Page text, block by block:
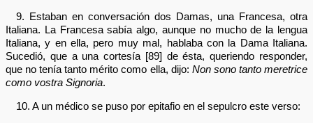
9. Estaban en conversación dos Damas, una Francesa, otra
Italiana. La Francesa sabía algo, aunque no mucho de la lengua
Italiana, y en ella, pero muy mal, hablaba con la Dama Italiana.
Sucedió, que a una cortesía [89] de ésta, queriendo responder,
que no tenía tanto mérito como ella, dijo: Non sono tanto meretrice
como vostra Signoria.
10. A un médico se puso por epitafio en el sepulcro este verso: